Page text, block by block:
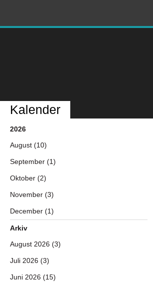
Kalender
2026
August (10)
September (1)
Oktober (2)
November (3)
December (1)
Arkiv
August 2026 (3)
Juli 2026 (3)
Juni 2026 (15)